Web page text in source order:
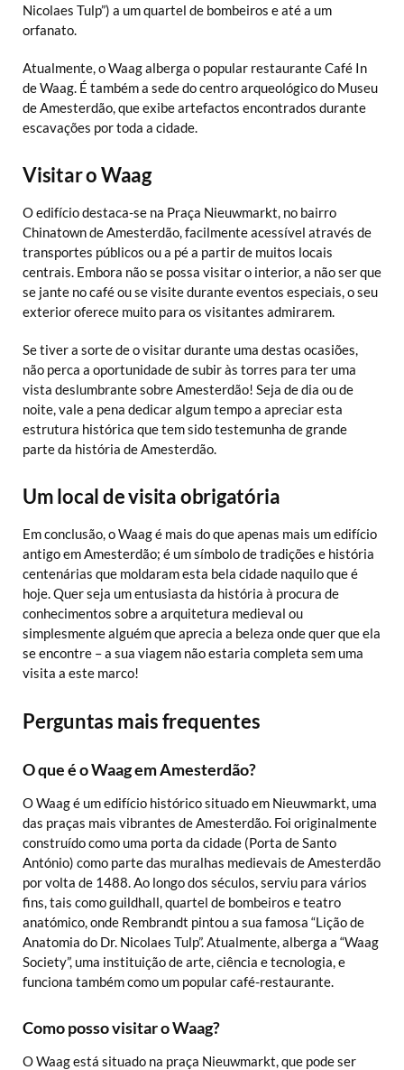
Nicolaes Tulp”) a um quartel de bombeiros e até a um
orfanato.
Atualmente, o Waag alberga o popular restaurante Café In
de Waag. É também a sede do centro arqueológico do Museu
de Amesterdão, que exibe artefactos encontrados durante
escavações por toda a cidade.
Visitar o Waag
O edifício destaca-se na Praça Nieuwmarkt, no bairro
Chinatown de Amesterdão, facilmente acessível através de
transportes públicos ou a pé a partir de muitos locais
centrais. Embora não se possa visitar o interior, a não ser que
se jante no café ou se visite durante eventos especiais, o seu
exterior oferece muito para os visitantes admirarem.
Se tiver a sorte de o visitar durante uma destas ocasiões,
não perca a oportunidade de subir às torres para ter uma
vista deslumbrante sobre Amesterdão! Seja de dia ou de
noite, vale a pena dedicar algum tempo a apreciar esta
estrutura histórica que tem sido testemunha de grande
parte da história de Amesterdão.
Um local de visita obrigatória
Em conclusão, o Waag é mais do que apenas mais um edifício
antigo em Amesterdão; é um símbolo de tradições e história
centenárias que moldaram esta bela cidade naquilo que é
hoje. Quer seja um entusiasta da história à procura de
conhecimentos sobre a arquitetura medieval ou
simplesmente alguém que aprecia a beleza onde quer que ela
se encontre – a sua viagem não estaria completa sem uma
visita a este marco!
Perguntas mais frequentes
O que é o Waag em Amesterdão?
O Waag é um edifício histórico situado em Nieuwmarkt, uma
das praças mais vibrantes de Amesterdão. Foi originalmente
construído como uma porta da cidade (Porta de Santo
António) como parte das muralhas medievais de Amesterdão
por volta de 1488. Ao longo dos séculos, serviu para vários
fins, tais como guildhall, quartel de bombeiros e teatro
anatómico, onde Rembrandt pintou a sua famosa “Lição de
Anatomia do Dr. Nicolaes Tulp”. Atualmente, alberga a “Waag
Society”, uma instituição de arte, ciência e tecnologia, e
funciona também como um popular café-restaurante.
Como posso visitar o Waag?
O Waag está situado na praça Nieuwmarkt, que pode ser